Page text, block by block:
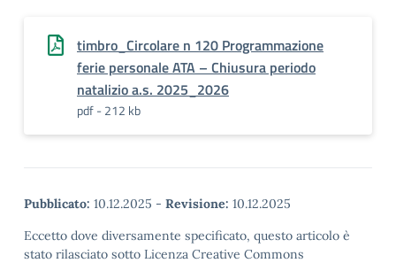
timbro_Circolare n 120 Programmazione
ferie personale ATA – Chiusura periodo
natalizio a.s. 2025_2026
pdf - 212 kb
Pubblicato: 10.12.2025 - Revisione: 10.12.2025
Eccetto dove diversamente specificato, questo articolo è
stato rilasciato sotto Licenza Creative Commons